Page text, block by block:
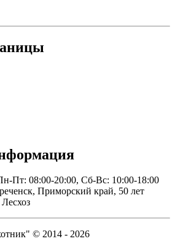
Пт: 08:00-20:00, Сб-Вс: 10:00-18:00
Приморский край, 50 лет
© 2014 - 2026